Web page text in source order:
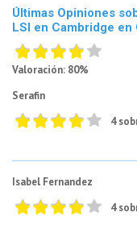
Últimas Opiniones
LSI en Cambridge en
Valoración: 80%
Serafin
4
Isabel Fernandez
4